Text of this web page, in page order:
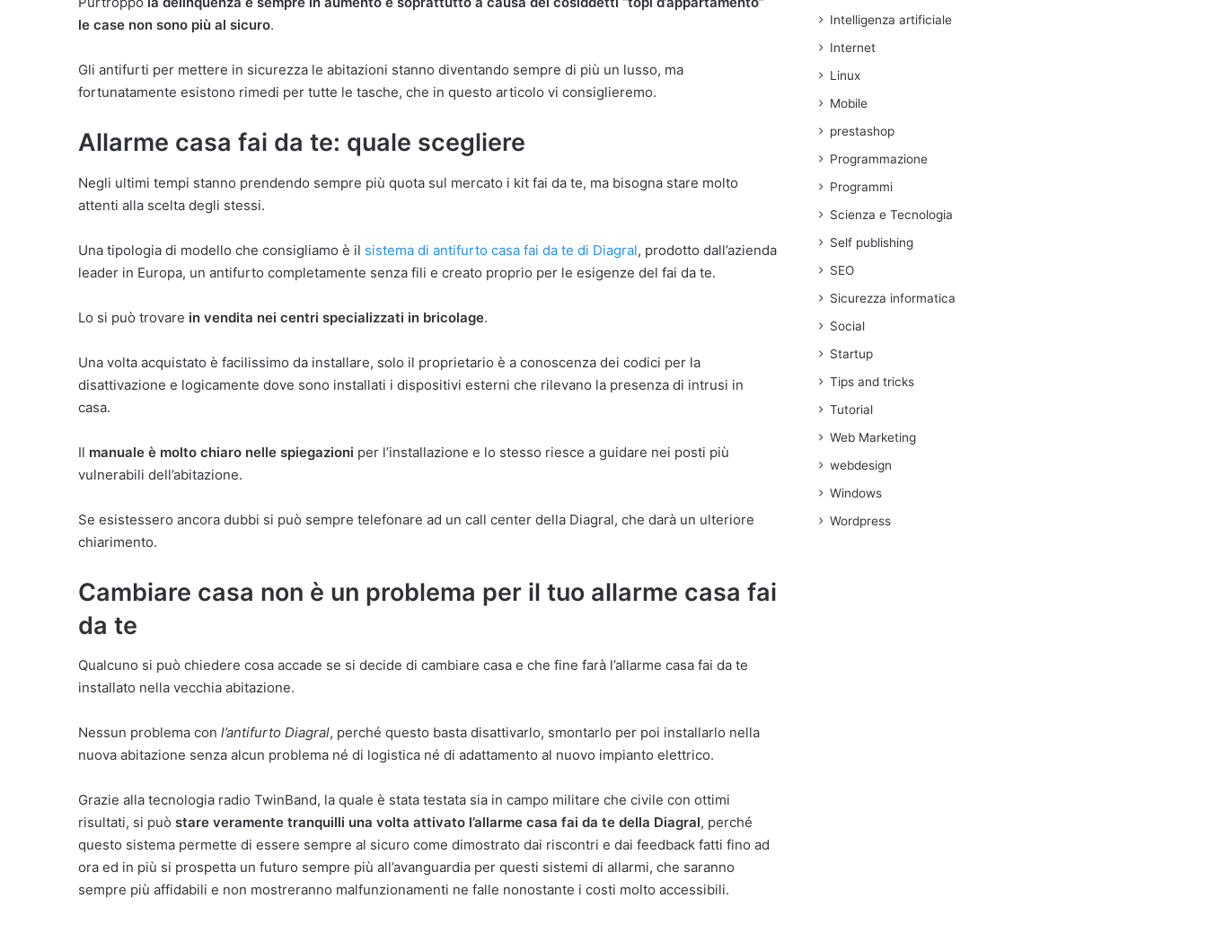
le case non sono più al sicuro.
Gli antifurti per mettere in sicurezza le abitazioni stanno diventando sempre di più un lusso, ma
fortunatamente esistono rimedi per tutte le tasche, che in questo articolo vi consiglieremo.
Allarme casa fai da te: quale scegliere
Negli ultimi tempi stanno prendendo sempre più quota sul mercato i kit fai da te, ma bisogna stare molto
attenti alla scelta degli stessi.
Una tipologia di modello che consigliamo è il sistema di antifurto casa fai da te di Diagral, prodotto dall’azienda
leader in Europa, un antifurto completamente senza fili e creato proprio per le esigenze del fai da te.
Lo si può trovare in vendita nei centri specializzati in bricolage.
Una volta acquistato è facilissimo da installare, solo il proprietario è a conoscenza dei codici per la
disattivazione e logicamente dove sono installati i dispositivi esterni che rilevano la presenza di intrusi in
casa.
Il manuale è molto chiaro nelle spiegazioni per l’installazione e lo stesso riesce a guidare nei posti più
vulnerabili dell’abitazione.
Se esistessero ancora dubbi si può sempre telefonare ad un call center della Diagral, che darà un ulteriore
chiarimento.
Cambiare casa non è un problema per il tuo allarme casa fai
da te
Qualcuno si può chiedere cosa accade se si decide di cambiare casa e che fine farà l’allarme casa fai da te
installato nella vecchia abitazione.
Nessun problema con l’antifurto Diagral, perché questo basta disattivarlo, smontarlo per poi installarlo nella
nuova abitazione senza alcun problema né di logistica né di adattamento al nuovo impianto elettrico.
Grazie alla tecnologia radio TwinBand, la quale è stata testata sia in campo militare che civile con ottimi
risultati, si può stare veramente tranquilli una volta attivato l’allarme casa fai da te della Diagral, perché
questo sistema permette di essere sempre al sicuro come dimostrato dai riscontri e dai feedback fatti fino ad
ora ed in più si prospetta un futuro sempre più all’avanguardia per questi sistemi di allarmi, che saranno
sempre più affidabili e non mostreranno malfunzionamenti ne falle nonostante i costi molto accessibili.
Intelligenza artificiale
Internet
Linux
Mobile
prestashop
Programmazione
Programmi
Scienza e Tecnologia
Self publishing
SEO
Sicurezza informatica
Social
Startup
Tips and tricks
Tutorial
Web Marketing
webdesign
Windows
Wordpress